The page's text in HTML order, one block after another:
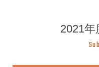
2021年